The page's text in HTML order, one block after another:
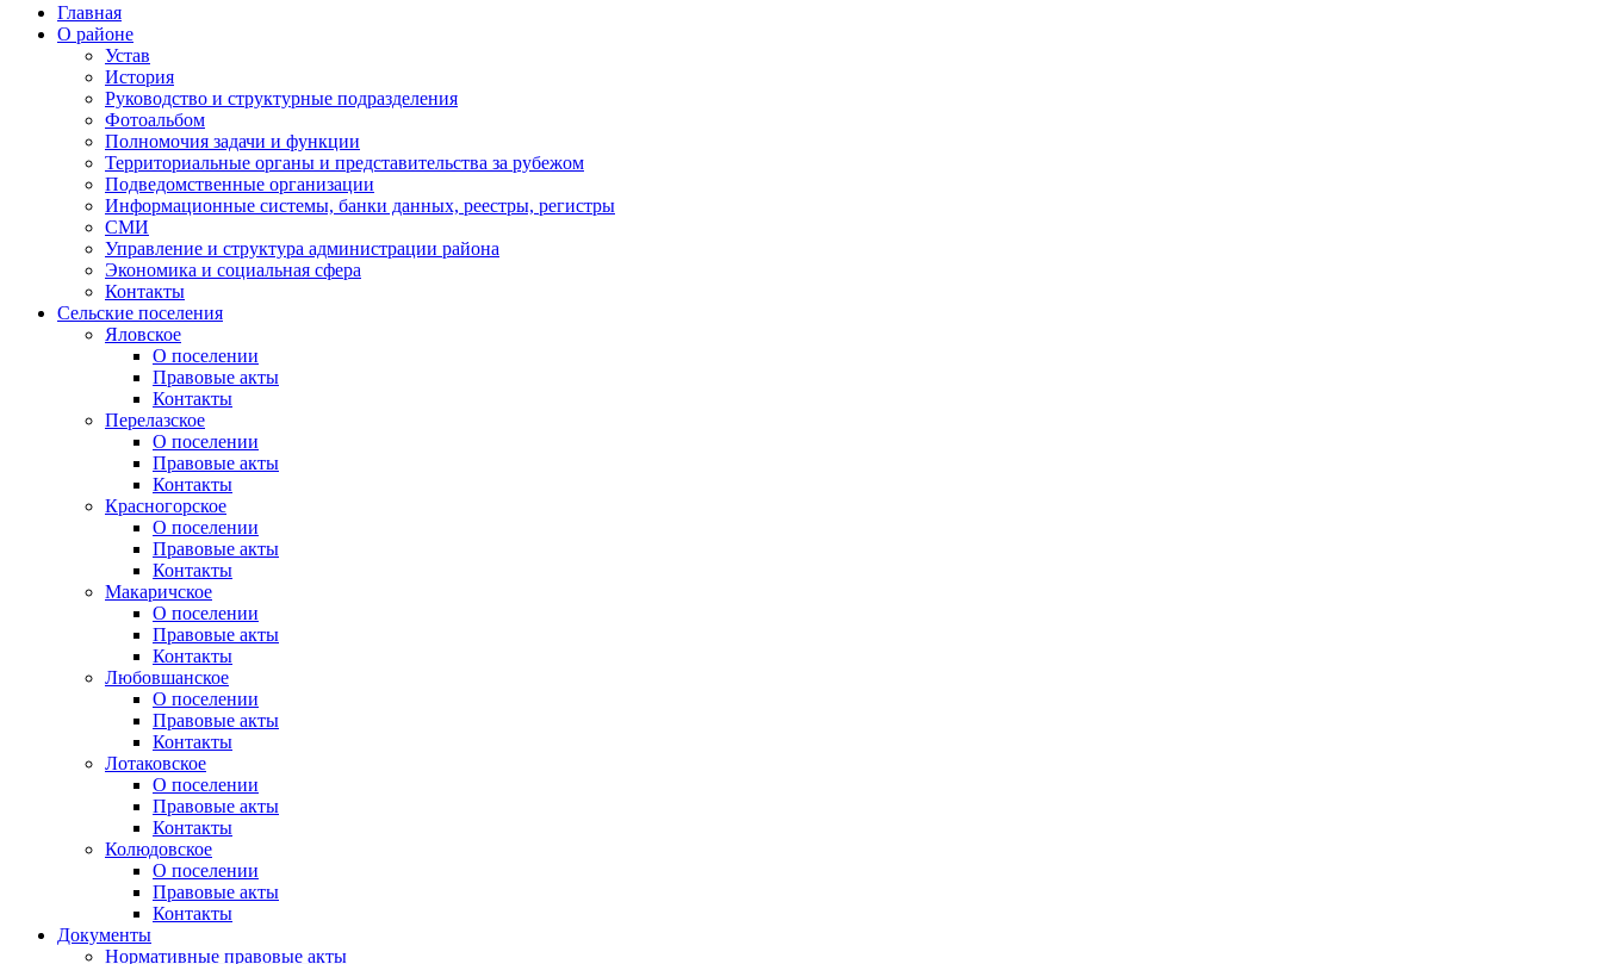
Главная
О районе
Устав
История
Руководство и структурные подразделения
Фотоальбом
Полномочия задачи и функции
Территориальные органы и представительства за рубежом
Подведомственные организации
Информационные системы, банки данных, реестры, регистры
СМИ
Управление и структура администрации района
Экономика и социальная сфера
Контакты
Сельские поселения
Яловское
О поселении
Правовые акты
Контакты
Перелазское
О поселении
Правовые акты
Контакты
Красногорское
О поселении
Правовые акты
Контакты
Макаричское
О поселении
Правовые акты
Контакты
Любовшанское
О поселении
Правовые акты
Контакты
Лотаковское
О поселении
Правовые акты
Контакты
Колюдовское
О поселении
Правовые акты
Контакты
Документы
Нормативные правовые акты